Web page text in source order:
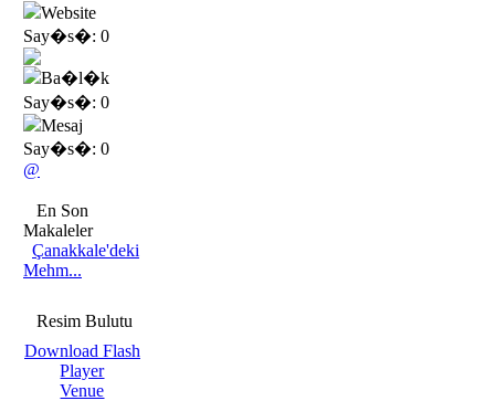
Website
Say�s�: 0
Ba�l�k
Say�s�: 0
Mesaj
Say�s�: 0
@
En Son
Makaleler
Çanakkale'deki
Mehm...
Resim Bulutu
Download Flash
Player
Venue